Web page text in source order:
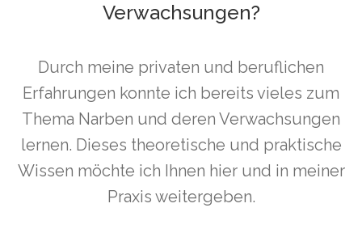
Verwachsungen?
Durch meine privaten und beruflichen
Erfahrungen konnte ich bereits vieles zum
Thema Narben und deren Verwachsungen
lernen. Dieses theoretische und praktische
Wissen möchte ich Ihnen hier und in meiner
Praxis weitergeben.